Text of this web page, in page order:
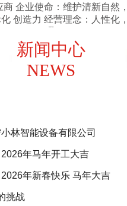
业核心
价值观：勇气 责任 信任感 国际化 创造
新闻中心
NEWS
林智能设备有限公司
年马年开工大吉
济宁小林智能科技有限公司｜2026年新春快乐 马年大吉
挑战